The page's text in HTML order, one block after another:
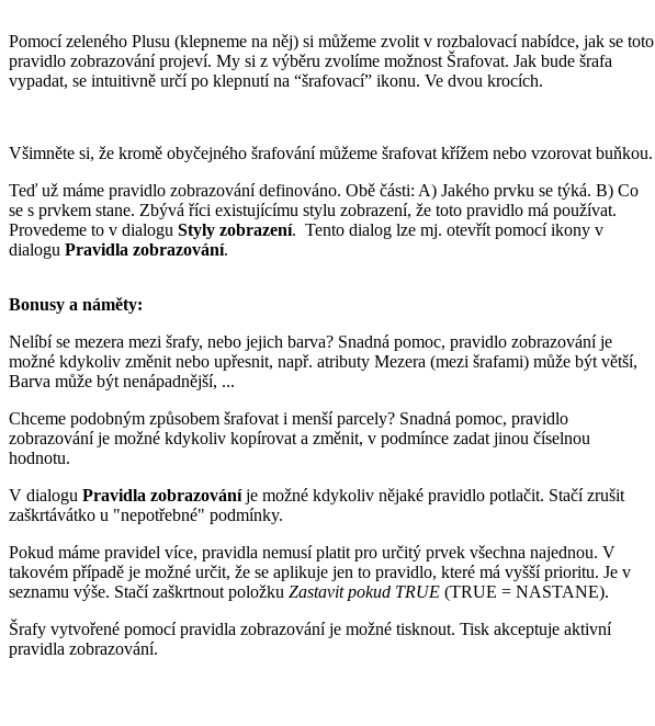
Pomocí zeleného Plusu (klepneme na něj) si můžeme zvolit v rozbalovací nabídce, jak se toto
pravidlo zobrazování projeví. My si z výběru zvolíme možnost Šrafovat. Jak bude šrafa
vypadat, se intuitivně určí po klepnutí na “šrafovací” ikonu. Ve dvou krocích.
Všimněte si, že kromě obyčejného šrafování můžeme šrafovat křížem nebo vzorovat buňkou.
Teď už máme pravidlo zobrazování definováno. Obě části: A) Jakého prvku se týká. B) Co
se s prvkem stane. Zbývá říci existujícímu stylu zobrazení, že toto pravidlo má používat.
Provedeme to v dialogu Styly zobrazení. Tento dialog lze mj. otevřít pomocí ikony v
dialogu Pravidla zobrazování.
Bonusy a náměty:
Nelíbí se mezera mezi šrafy, nebo jejich barva? Snadná pomoc, pravidlo zobrazování je
možné kdykoliv změnit nebo upřesnit, např. atributy Mezera (mezi šrafami) může být větší,
Barva může být nenápadnější, ...
Chceme podobným způsobem šrafovat i menší parcely? Snadná pomoc, pravidlo
zobrazování je možné kdykoliv kopírovat a změnit, v podmínce zadat jinou číselnou
hodnotu.
V dialogu Pravidla zobrazováníje možné kdykoliv nějaké pravidlo potlačit. Stačí zrušit
zaškrtávátko u "nepotřebné" podmínky.
Pokud máme pravidel více, pravidla nemusí platit pro určitý prvek všechna najednou. V
takovém případě je možné určit, že se aplikuje jen to pravidlo, které má vyšší prioritu. Je v
seznamu výše. Stačí zaškrtnout položku Zastavit pokud TRUE (TRUE = NASTANE).
Šrafy vytvořené pomocí pravidla zobrazování je možné tisknout. Tisk akceptuje aktivní
pravidla zobrazování.